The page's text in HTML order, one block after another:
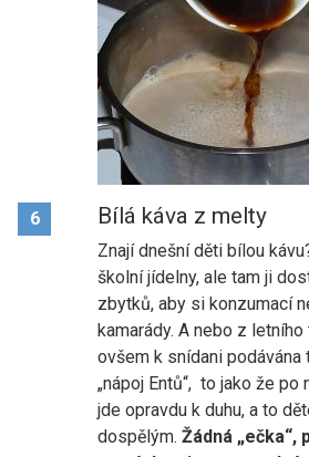
6 Bílá káva z melty
Znají dnešní děti bílou
školní jídelny, ale tam ji
zbytků, aby si konzumací
kamarády. A nebo z
ovšem k snídani podávána
„nápoj Entů“, to jako že po
jde opravdu k duhu, a to
dospělým. Žádná „ečka“,